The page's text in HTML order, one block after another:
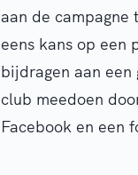
aan de campagne
eens kans op een
bijdragen aan
club meedoen
Facebook en een